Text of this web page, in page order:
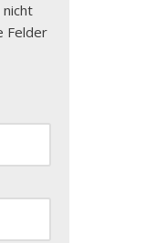
Felder